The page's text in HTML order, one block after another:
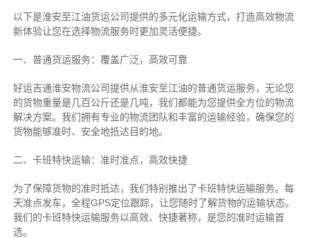
以下是淮安至江油货运公司提供的多元化运输方式，打造高效物流
新体验让您在选择物流服务时更加灵活便捷。
一、普通货运服务：覆盖广泛，高效可靠
好运吉通淮安物流公司提供从淮安至江油的普通货运服务，无论您
的货物重量是几百公斤还是几吨，我们都能为您提供全方位的物流
解决方案。我们拥有专业的物流团队和丰富的运输经验，确保您的
货物能够准时、安全地抵达目的地。
二、卡班特快运输：准时准点，高效快捷
为了保障货物的准时抵达，我们特别推出了卡班特快运输服务。每
天准点发车，全程GPS定位跟踪，让您随时了解货物的运输状态。
我们的卡班特快运输服务以高效、快捷著称，是您的准时运输首
选。